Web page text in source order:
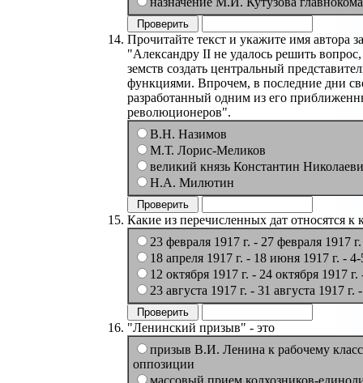
Прочитайте текст и укажите имя автора
"Александру II не удалось решить
земств создать центральный
функциями. Впрочем, в последние дни
разработанный одним из его
революционеров".
В.Н. Назимов
М.Т. Лорис-Меликов
великий князь Константин
Н.А. Милютин
Какие из перечисленных дат относятся к
23 февраля 1917 г. - 27 февраля 1917
18 апреля 1917 г. - 18 июня 1917 г. -
12 октября 1917 г. - 24 октября 1917
23 августа 1917 г. - 31 августа 1917 г.
"Ленинский призыв" - это
призыв В.И. Ленина к рабочему
оппозиции
массовый прием колхозников-